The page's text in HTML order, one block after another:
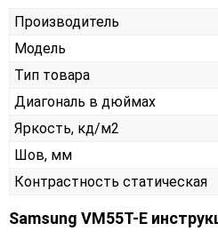
Производитель
Модель
Тип товара
Диагональ в дюймах
Яркость, кд/м2
Шов, мм
Контрастность статическая
Samsung VM55T-E